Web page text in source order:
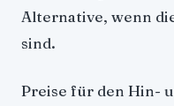
Alternative, wenn
sind.
Preise für den Hin-